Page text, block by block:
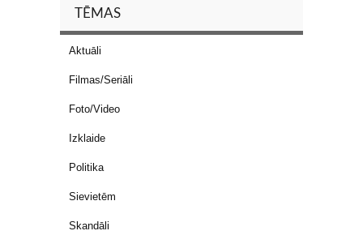
TĒMAS
Aktuāli
Filmas/Seriāli
Foto/Video
Izklaide
Politika
Sievietēm
Skandāli